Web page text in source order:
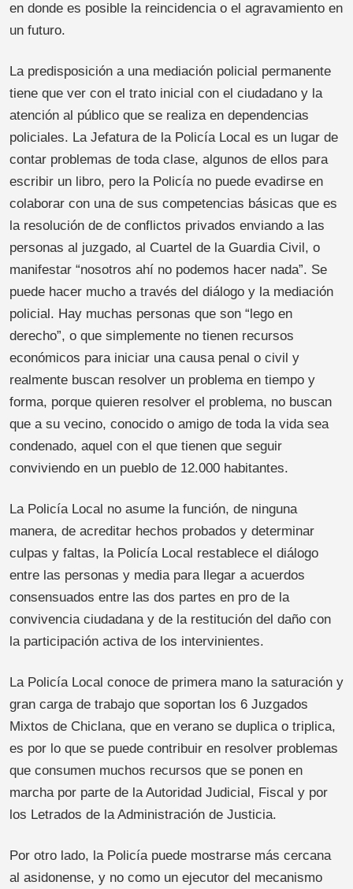
en donde es posible la reincidencia o el agravamiento en
un futuro.
La predisposición a una mediación policial permanente
tiene que ver con el trato inicial con el ciudadano y la
atención al público que se realiza en dependencias
policiales. La Jefatura de la Policía Local es un lugar de
contar problemas de toda clase, algunos de ellos para
escribir un libro, pero la Policía no puede evadirse en
colaborar con una de sus competencias básicas que es
la resolución de de conflictos privados enviando a las
personas al juzgado, al Cuartel de la Guardia Civil, o
manifestar “nosotros ahí no podemos hacer nada”. Se
puede hacer mucho a través del diálogo y la mediación
policial. Hay muchas personas que son “lego en
derecho”, o que simplemente no tienen recursos
económicos para iniciar una causa penal o civil y
realmente buscan resolver un problema en tiempo y
forma, porque quieren resolver el problema, no buscan
que a su vecino, conocido o amigo de toda la vida sea
condenado, aquel con el que tienen que seguir
conviviendo en un pueblo de 12.000 habitantes.
La Policía Local no asume la función, de ninguna
manera, de acreditar hechos probados y determinar
culpas y faltas, la Policía Local restablece el diálogo
entre las personas y media para llegar a acuerdos
consensuados entre las dos partes en pro de la
convivencia ciudadana y de la restitución del daño con
la participación activa de los intervinientes.
La Policía Local conoce de primera mano la saturación y
gran carga de trabajo que soportan los 6 Juzgados
Mixtos de Chiclana, que en verano se duplica o triplica,
es por lo que se puede contribuir en resolver problemas
que consumen muchos recursos que se ponen en
marcha por parte de la Autoridad Judicial, Fiscal y por
los Letrados de la Administración de Justicia.
Por otro lado, la Policía puede mostrarse más cercana
al asidonense, y no como un ejecutor del mecanismo